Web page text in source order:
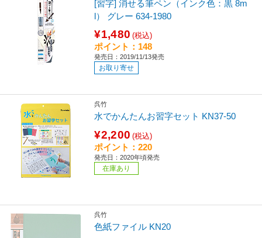
[習字] 消せる筆ペン（インク色：黒 8m
l） グレー 634-1980
¥1,480 (税込)
ポイント：148
発売日：2019/11/13発売
お取り寄せ
呉竹
水でかんたんお習字セット KN37-50
¥2,200 (税込)
ポイント：220
発売日：2020年頃発売
在庫あり
呉竹
色紙ファイル KN20